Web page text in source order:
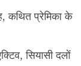
कथित प्रेमिका के
सियासी दलों